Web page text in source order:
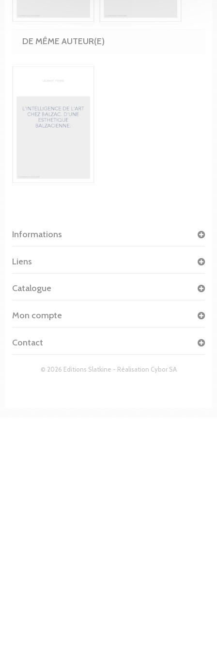
DE MÊME AUTEUR(E)
Informations
© 2026 Editions Slatkine - Réalisation Cybor SA
Liens
Catalogue
Mon compte
Contact